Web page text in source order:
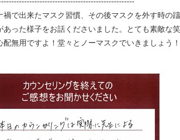
禍で出来たマスク習慣、その後マスクを外す時の
あった様子をお話くださいました。とても素敵な
配無用ですよ！堂々とノーマスクでいきましょう！